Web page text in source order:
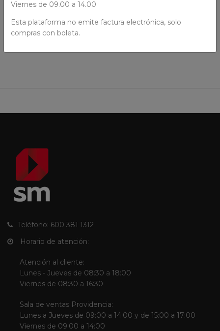
AÑADIR AL CARRO
Teléfono: 600 381 1312
Horario de atención:
Atención al cliente:
Lunes - Jueves de 08:30 a 18:00
Viernes de 08:30 a 16:30
Sala de ventas Providencia:
Lunes a Jueves de 09:00 a 14:00 y de 15:00 a 17:00
Viernes de 09:00 a 14:00
Viernes de 09.00 a 14.00
Esta plataforma no emite factura electrónica, solo
compras con boleta.